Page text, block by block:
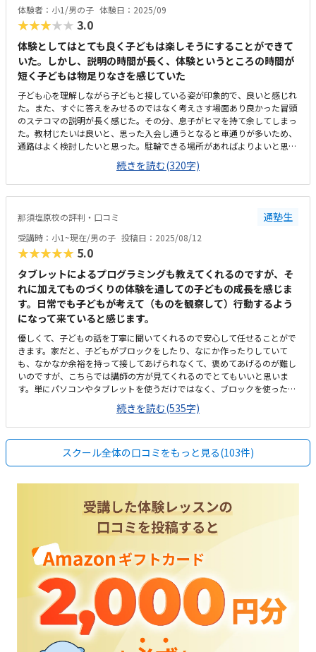
体験者：小1/男の子 体験日：2025/09
★★★★★ 3.0
体験としてはとても良く子どもは楽しそうにすることができて
いた。しかし、説明の時間が長く、体験というところの時間が
短く子どもは物足りなさを感じていた
子ども心を理解しながら子どもと接している姿が印象的で、良いと感じれ
た。また、すぐに答えをみせるのではなく考えさす場面あり良かった冒頭
のステコマの説明が長く感じた。その分、息子がヒマを持て余してしまっ
た。教材じたいは良いと、思った入会し通うとなると車通りが多いため、
通路はよく検討したいと思った。駐輪できる場所があればよりよいと思っ
た空調が少し寒かったが、途中で調整いただけてよかった。また、他の作
品や教材が置いたおり楽しい雰囲気のある教室だと思った少し高い印象。
月額10,000円を下回るとより教室に通わせたくなる。もしくは、よりメ
リットを強調してもらえると嬉しい先生の対応教室の雰囲気内容も良かっ
続きを読む(320字)
那須塩原校の評判・口コミ 通塾生
受講時：小1~現在/男の子 投稿日：2025/08/12
★★★★★ 5.0
タブレットによるプログラミングも教えてくれるのですが、そ
れに加えてものづくりの体験を通しての子どもの成長を感じま
す。日常でも子どもが考えて（ものを観察して）行動するよう
になって来ていると感じます。
優しくて、子どもの話を丁寧に聞いてくれるので安心して任せることがで
きます。家だと、子どもがブロックをしたり、なにか作ったりしていて
も、なかなか余裕を持って接してあげられなくて、褒めてあげるのが難し
いのですが、こちらでは講師の方が見てくれるのでとてもいいと思いま
す。単にパソコンやタブレットを使うだけではなく、ブロックを使った授
業で、子どもが夢中になって制作していて、迎えに行くと達成感いっぱい
で出てきます。今日は先生から何を聞いたか、何を作ったかということを
説明するのに、小3になってからは語彙力もついてきたように思います。
入口は少しわかりにくいですが、車通りは少ないので安心です。駐輪場、
駐車場も十分にあります。建物の外観は古いですが、中は改装されていて
きれいです。パソコンやタブレットも揃っています。お迎えの待合スペー
どおり年間40回以上、通っています。子どもの話をゆっくり聞いてくれる
点です。他の習い事も色々試しましたが、ステモンは子どもが一番、目を
キラキラさせて内容を説明してくれるので、送迎が楽しみになりました。
特にありません。
続きを読む(535字)
スクール全体の口コミをもっと見る(103件)